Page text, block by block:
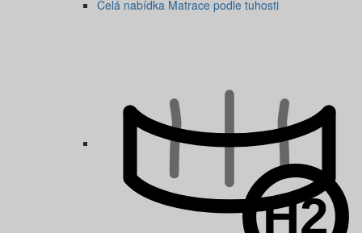
Celá nabídka Matrace podle tuhosti